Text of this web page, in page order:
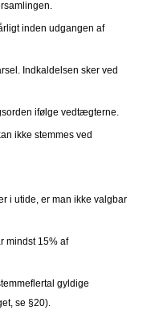
inden udgangen af
Indkaldelsen sker ved
ifølge vedtægterne.
ikke stemmes ved
i utide, er man ikke valgbar
mindst 15% af
gyldige
se §20).